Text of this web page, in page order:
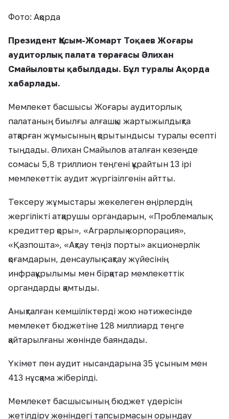
Фото: Ақорда
Президент Қасым-Жомарт Тоқаев Жоғары
аудиторлық палата төрағасы Әлихан
Смайыловты қабылдады. Бұл туралы Ақорда
хабарлады.
Мемлекет басшысы Жоғары аудиторлық
палатаның биылғы алғашқы жартыжылдықта
атқарған жұмысының қорытындысы туралы есепті
тыңдады. Әлихан Смайылов аталған кезеңде
сомасы 5,8 триллион теңгені құрайтын 13 ірі
мемлекеттік аудит жүргізілгенін айтты.
Тексеру жұмыстары жекелеген өңірлердің
жергілікті атқарушы органдарын, «Проблемалық
кредиттер қоры», «Аграрлық корпорация»,
«Қазпошта», «Ақтау теңіз порты» акционерлік
қоғамдарын, денсаулық сақтау жүйесінің
инфрақұрылымы мен бірқатар мемлекеттік
органдарды қамтыды.
Анықталған кемшіліктерді жою нәтижесінде
мемлекет бюджетіне 128 миллиард теңге
қайтарылғаны жөнінде баяндады.
Үкімет пен аудит нысандарына 35 ұсыным мен
413 нұсқама жіберілді.
Мемлекет басшысының бюджет үдерісін
жетілдіру жөніндегі тапсырмасын орындау